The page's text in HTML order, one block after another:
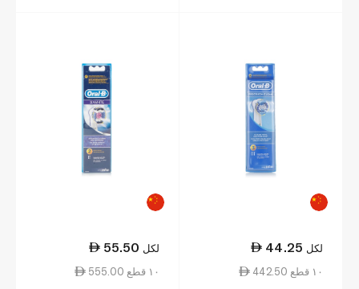
44.25 لكل
442.50 ١٠ قطع
55.50 لكل
555.00 ١٠ قطع